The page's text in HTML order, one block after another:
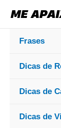
para
conteúdo
Frases
Dicas de
Dicas de
Dicas de